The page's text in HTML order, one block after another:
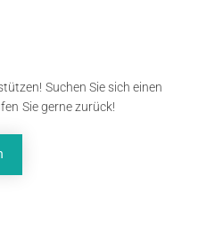
Suchen Sie sich einen
Sie gerne zurück!